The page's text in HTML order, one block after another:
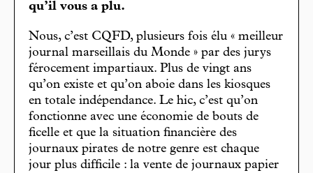
qu’il vous a plu.
Nous, c’est CQFD, plusieurs fois élu « meilleur
journal marseillais du Monde » par des jurys
férocement impartiaux. Plus de vingt ans
qu’on existe et qu’on aboie dans les kiosques
en totale indépendance. Le hic, c’est qu’on
fonctionne avec une économie de bouts de
ficelle et que la situation financière des
journaux pirates de notre genre est chaque
jour plus difficile : la vente de journaux papier